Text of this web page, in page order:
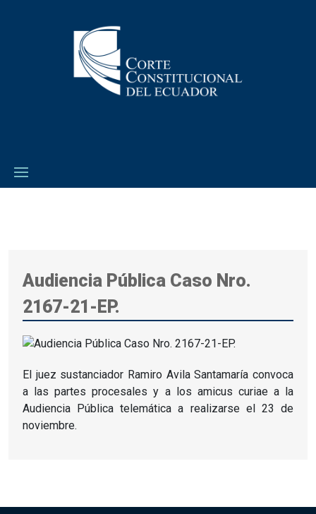
Audiencia Pública Caso Nro.
2167-21-EP.
El juez sustanciador Ramiro Avila Santamaría convoca
a las partes procesales y a los amicus curiae a la
Audiencia Pública telemática a realizarse el 23 de
noviembre.